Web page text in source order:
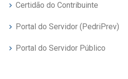
Certidão do Contribuinte
Portal do Servidor (PedriPrev)
Portal do Servidor Público